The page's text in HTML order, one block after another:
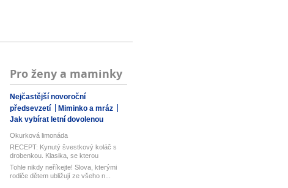
Pro ženy a maminky
Nejčastější novoroční
předsevzetí
Miminko a mráz
Jak vybírat letní dovolenou
Okurková limonáda
RECEPT: Kynutý švestkový koláč s
drobenkou. Klasika, se kterou
zaboduj...
Tohle nikdy neříkejte! Slova, kterými
rodiče dětem ubližují ze všeho n...